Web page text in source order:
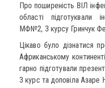
Про поширеність ВІЛ
області підготуквали
МФ№2, 3 курсу Гринчук
Цікаво було дізнатися
Африканському
гарно підготували
3 курс та доповіла Азаре